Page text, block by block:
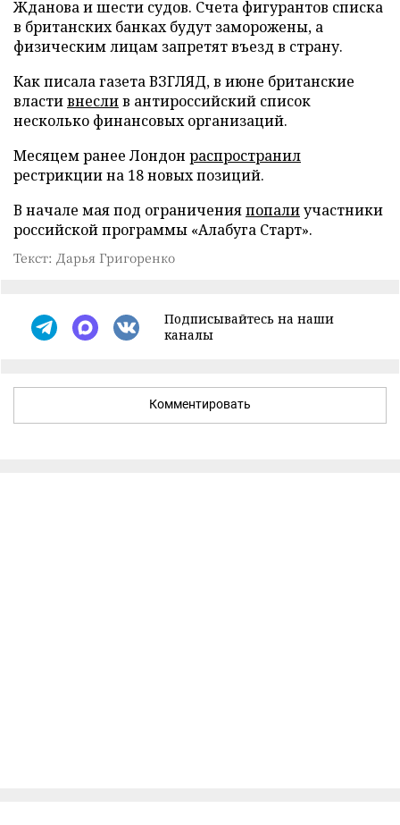
Жданова и шести судов. Счета фигурантов списка
в британских банках будут заморожены, а
физическим лицам запретят въезд в страну.
Как писала газета ВЗГЛЯД, в июне британские
властивнеслив антироссийский список
несколько финансовых организаций.
Месяцем ранее Лондон распространил
рестрикции на 18 новых позиций.
В начале мая под ограниченияпопалиучастники
российской программы «Алабуга Старт».
Текст: Дарья Григоренко
Подписывайтесь на наши
каналы
Комментировать